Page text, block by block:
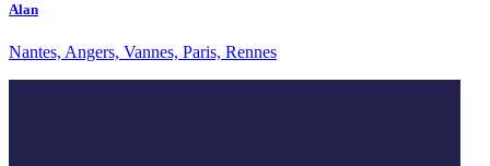
Alan
Nantes, Angers, Vannes, Paris, Rennes